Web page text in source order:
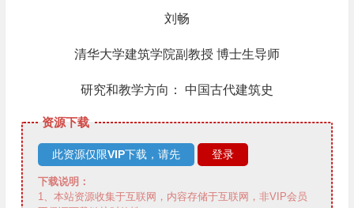
刘畅
清华大学建筑学院副教授 博士生导师
研究和教学方向： 中国古代建筑史
资源下载
此资源仅限VIP下载，请先 登录
下载说明：
1、本站资源收集于互联网，内容存储于互联网，非VIP会员